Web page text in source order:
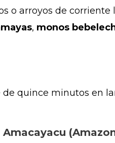
o arroyos de
, monos
quince minutos en